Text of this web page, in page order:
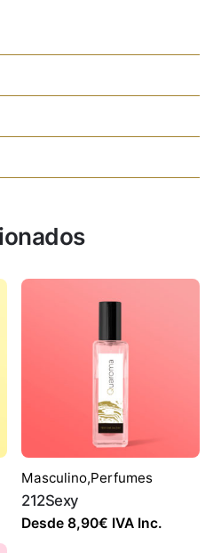
Masculino,Perfumes
212Sexy
Desde 8,90€ IVA Inc.